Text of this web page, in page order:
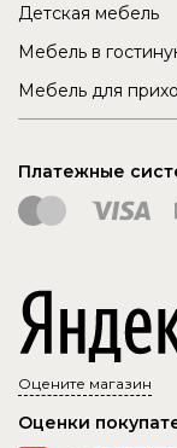
Детская мебель
Мебель в
Мебель для
Платежные
Оцените магазин
Оценки